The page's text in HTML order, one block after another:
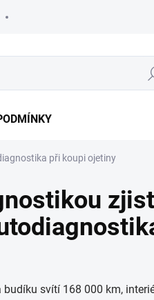
při koupi ojetiny
budíku svítí 168 000 km,